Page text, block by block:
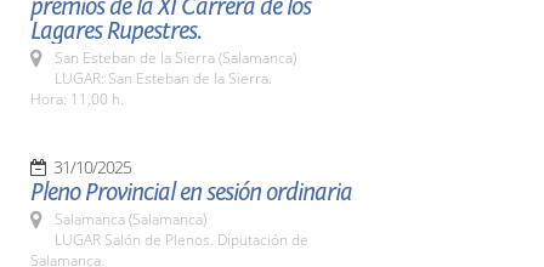
premios de la XI Carrera de los
Lagares Rupestres.
San Esteban de la Sierra (Salamanca)
LUGAR: San Esteban de la Sierra.
Hora: 11,00 h.
31/10/2025
Pleno Provincial en sesión ordinaria
Salamanca (Salamanca)
LUGAR Salón de Plenos. Diputación de
Salamanca.